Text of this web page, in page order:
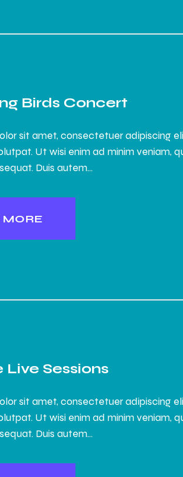
Birds Concert
sit amet, consectetuer adipiscing
Ut wisi enim ad minim veniam,
Duis autem…
MORE
Live Sessions
sit amet, consectetuer adipiscing
Ut wisi enim ad minim veniam,
Duis autem…